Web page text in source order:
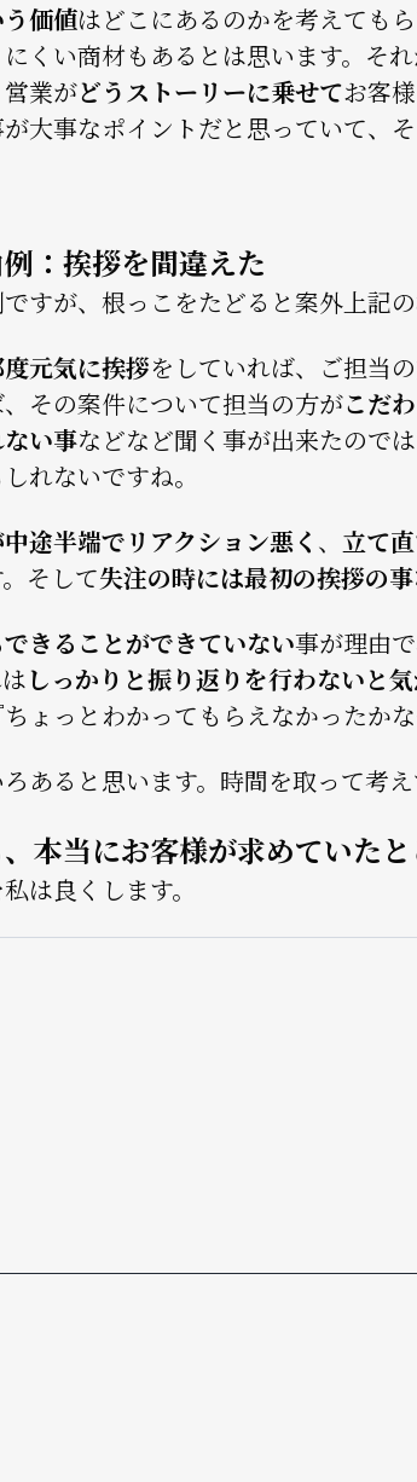
価値はどこにあるのかを考えても
くい商材もあるとは思います。そ
業がどうストーリーに乗せてお客
が大事なポイントだと思っていて、
：挨拶を間違えた
すが、根っこをたどると案外上記
元気に挨拶をしていれば、ご担当
その案件について担当の方がこだ
い事などなど聞く事が出来たので
れないですね。
途半端でリアクション悪く 、 立て
そして失注の時には最初の挨拶の
きることができていない事が理由で
しっかりと振り返りを行わないと
ょっとわかってもらえなかったか
あると思います。時間を取って考え
、本当にお客様が求めていた
は良くします。